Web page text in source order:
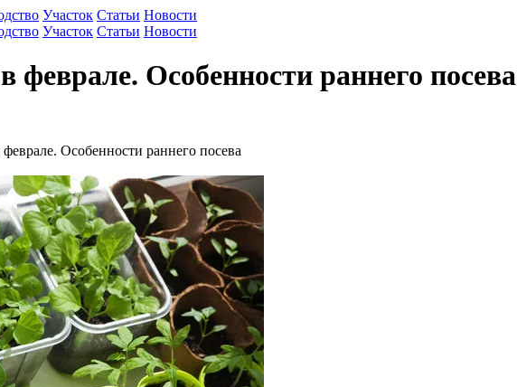
Участок Статьи Новости
Участок Статьи Новости
феврале. Особенности раннего посева
феврале. Особенности раннего посева